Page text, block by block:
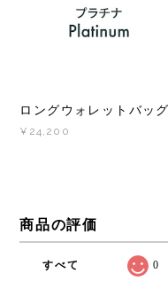
ロングウォレットバッ
¥24,200
商品の評価
すべて 0